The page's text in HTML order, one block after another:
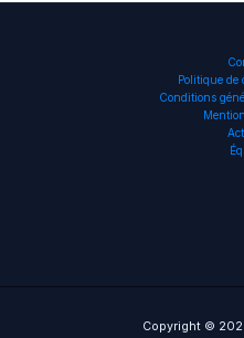
Politique
Conditions
Copyright ©